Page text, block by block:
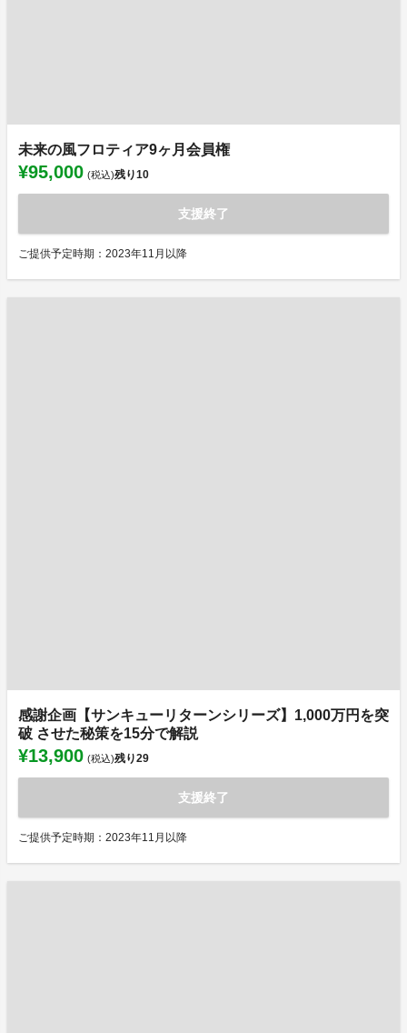
未来の風フロティア9ヶ月会員権
¥95,000 (税込)残り10
支援終了
ご提供予定時期：2023年11月以降
感謝企画【サンキューリターンシリーズ】1,000万円を突
破 させた秘策を15分で解説
¥13,900 (税込)残り29
支援終了
ご提供予定時期：2023年11月以降